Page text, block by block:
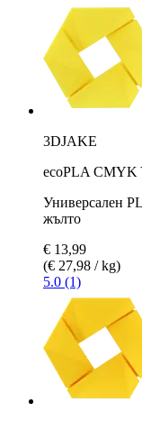
3DJAKE
ecoPLA CMYK
Универсален
жълто
€ 13,99
(€ 27,98 / kg)
5.0 (1)